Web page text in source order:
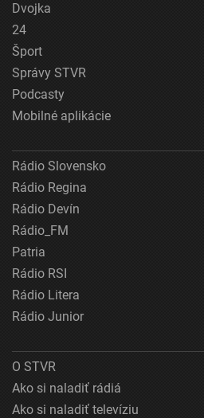
Dvojka
24
Šport
Správy STVR
Podcasty
Mobilné aplikácie
Rádio Slovensko
Rádio Regina
Rádio Devín
Rádio_FM
Patria
Rádio RSI
Rádio Litera
Rádio Junior
O STVR
Ako si naladiť rádiá
Ako si naladiť televíziu